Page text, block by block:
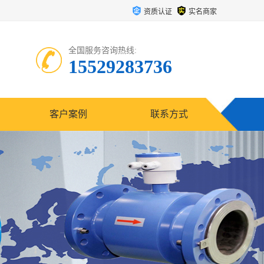
资质认证 实名商家
全国服务咨询热线:
15529283736
客户案例 联系方式